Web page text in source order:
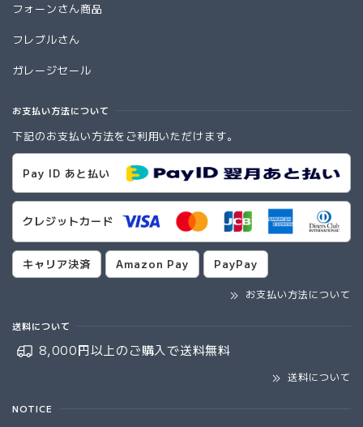
フォーンさん商品
フレブルさん
ガレージセール
お支払い方法について
下記のお支払い方法をご利用いただけます。
Pay ID あと払い
クレジットカード
キャリア決済 Amazon Pay PayPay
お支払い方法について
送料について
8,000円以上のご購入で送料無料
送料について
NOTICE